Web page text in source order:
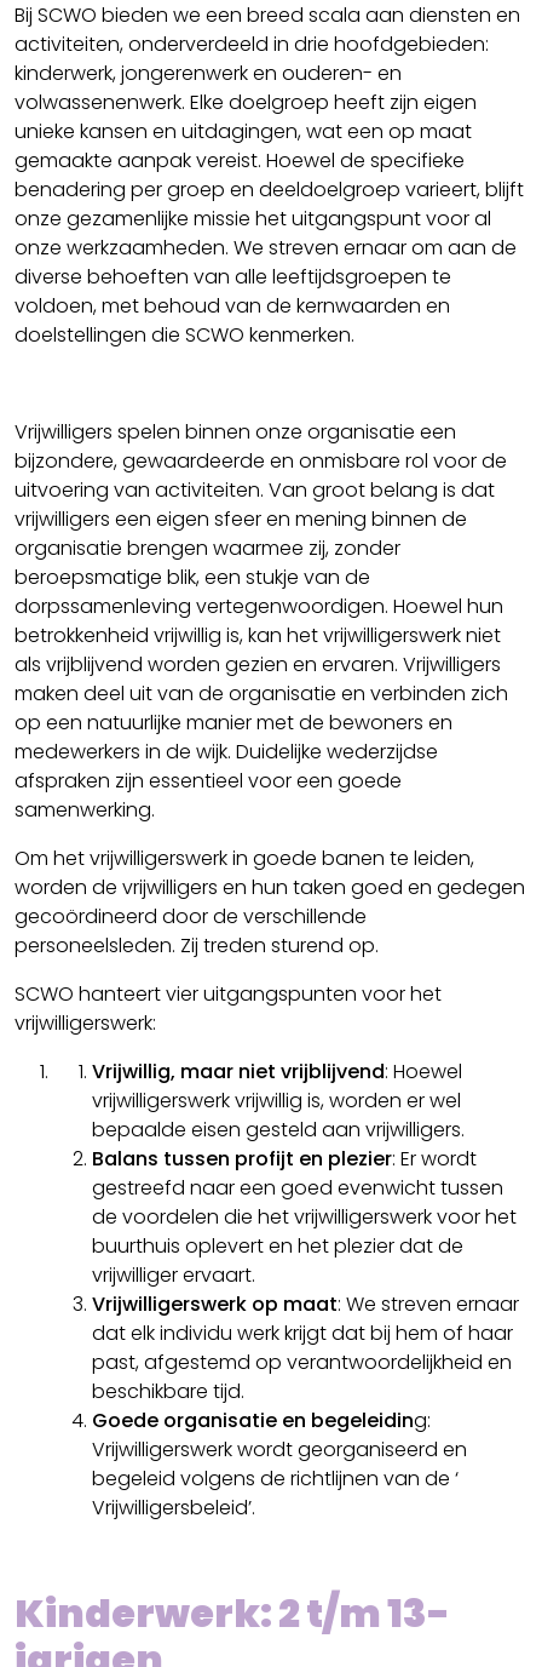
Bij SCWO bieden we een breed scala aan diensten en
activiteiten, onderverdeeld in drie hoofdgebieden:
kinderwerk, jongerenwerk en ouderen- en
volwassenenwerk. Elke doelgroep heeft zijn eigen
unieke kansen en uitdagingen, wat een op maat
gemaakte aanpak vereist. Hoewel de specifieke
benadering per groep en deeldoelgroep varieert, blijft
onze gezamenlijke missie het uitgangspunt voor al
onze werkzaamheden. We streven ernaar om aan de
diverse behoeften van alle leeftijdsgroepen te
voldoen, met behoud van de kernwaarden en
doelstellingen die SCWO kenmerken.
Vrijwilligers spelen binnen onze organisatie een
bijzondere, gewaardeerde en onmisbare rol voor de
uitvoering van activiteiten. Van groot belang is dat
vrijwilligers een eigen sfeer en mening binnen de
organisatie brengen waarmee zij, zonder
beroepsmatige blik, een stukje van de
dorpssamenleving vertegenwoordigen. Hoewel hun
betrokkenheid vrijwillig is, kan het vrijwilligerswerk niet
als vrijblijvend worden gezien en ervaren. Vrijwilligers
maken deel uit van de organisatie en verbinden zich
op een natuurlijke manier met de bewoners en
medewerkers in de wijk. Duidelijke wederzijdse
afspraken zijn essentieel voor een goede
samenwerking.
Om het vrijwilligerswerk in goede banen te leiden,
worden de vrijwilligers en hun taken goed en gedegen
gecoördineerd door de verschillende
personeelsleden. Zij treden sturend op.
SCWO hanteert vier uitgangspunten voor het
vrijwilligerswerk:
Vrijwillig, maar niet vrijblijvend: Hoewel
vrijwilligerswerk vrijwillig is, worden er wel
bepaalde eisen gesteld aan vrijwilligers.
Balans tussen profijt en plezier: Er wordt
gestreefd naar een goed evenwicht tussen
de voordelen die het vrijwilligerswerk voor het
buurthuis oplevert en het plezier dat de
vrijwilliger ervaart.
Vrijwilligerswerk op maat: We streven ernaar
dat elk individu werk krijgt dat bij hem of haar
past, afgestemd op verantwoordelijkheid en
beschikbare tijd.
Goede organisatie en begeleiding:
Vrijwilligerswerk wordt georganiseerd en
begeleid volgens de richtlijnen van de ‘
Vrijwilligersbeleid’.
Kinderwerk: 2 t/m 13-